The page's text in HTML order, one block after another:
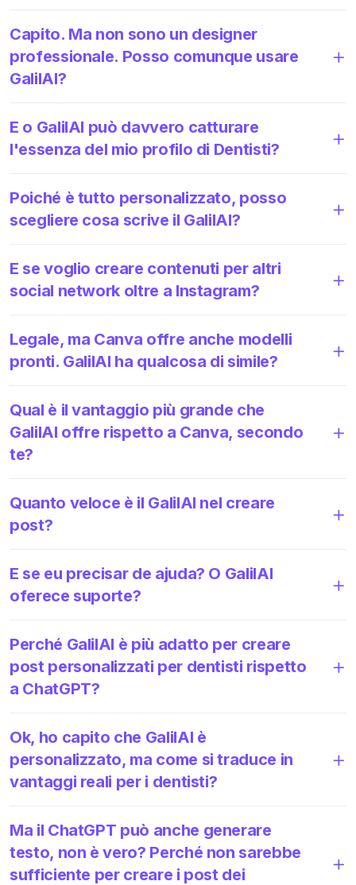
Capito. Ma non sono un designer
professionale. Posso comunque usare
GalilAI?
E o GalilAI può davvero catturare
l'essenza del mio profilo di Dentisti?
Poiché è tutto personalizzato, posso
scegliere cosa scrive il GalilAI?
E se voglio creare contenuti per altri
social network oltre a Instagram?
Legale, ma Canva offre anche modelli
pronti. GalilAI ha qualcosa di simile?
Qual è il vantaggio più grande che
GalilAI offre rispetto a Canva, secondo
te?
Quanto veloce è il GalilAI nel creare
post?
E se eu precisar de ajuda? O GalilAI
oferece suporte?
Perché GalilAI è più adatto per creare
post personalizzati per dentisti rispetto
a ChatGPT?
Ok, ho capito che GalilAI è
personalizzato, ma come si traduce in
vantaggi reali per i dentisti?
Ma il ChatGPT può anche generare
testo, non è vero? Perché non sarebbe
sufficiente per creare i post dei